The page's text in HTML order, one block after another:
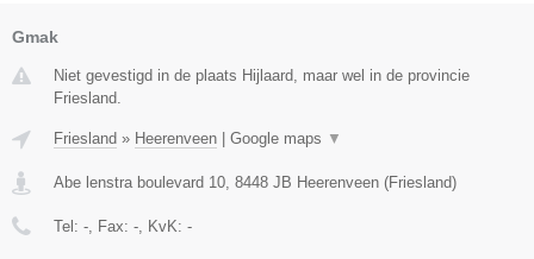
Gmak
Niet gevestigd in de plaats Hijlaard, maar wel in de provincie
Friesland.
Friesland » Heerenveen | Google maps ▼
Abe lenstra boulevard 10 8448 JB Heerenveen (Friesland)
Tel: - , Fax: - , KvK: -